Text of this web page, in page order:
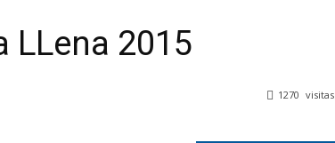
LLena 2015
1270 visitas